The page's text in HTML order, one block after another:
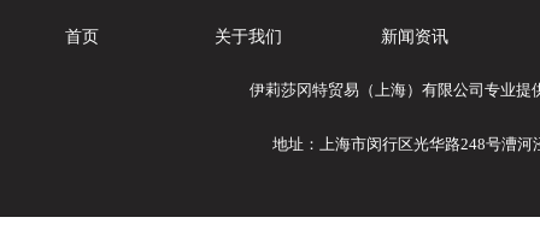
首页 关于我们 新闻资讯
伊莉莎冈特贸易（上海）有限公司专业提
地址：上海市闵行区光华路248号漕